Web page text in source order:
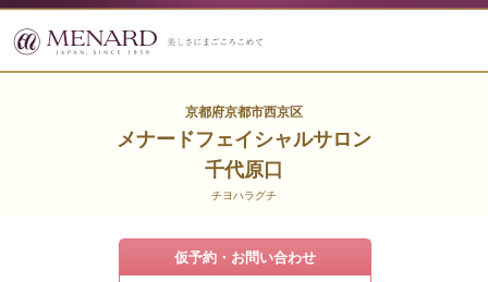
京都府京都市西京区
メナードフェイシャルサロン
千代原口
チヨハラグチ
仮予約・お問い合わせ